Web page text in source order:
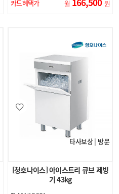
카드혜택가
월 원
타사보상 | 방문
[청호나이스] 아이스트리 큐브 제빙
기 43kg